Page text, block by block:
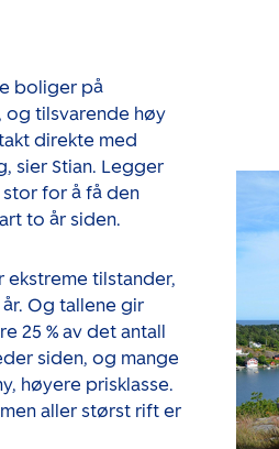
boliger på
og tilsvarende høy
direkte med
sier Stian. Legger
for å få den
to år siden.
ekstreme tilstander,
Og tallene gir
25 % av det antall
siden, og mange
høyere prisklasse.
aller størst rift er